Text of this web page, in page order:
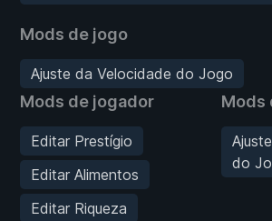
Mods de jogo
Ajuste da Velocidade do Jogo
Mods de jogador
Editar Prestígio
Editar Alimentos
Editar Riqueza
Mods
do